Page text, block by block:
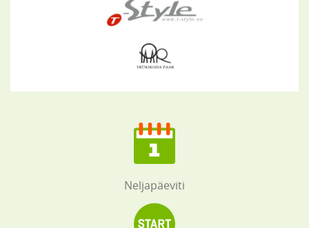
Neljapäeviti